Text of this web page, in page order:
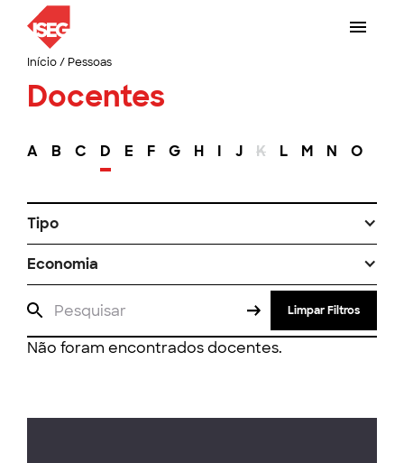
Início/ Pessoas
Docentes
A B C D E F G H I J K L M N O
Tipo
Economia
Limpar Filtros
Não foram encontrados docentes.